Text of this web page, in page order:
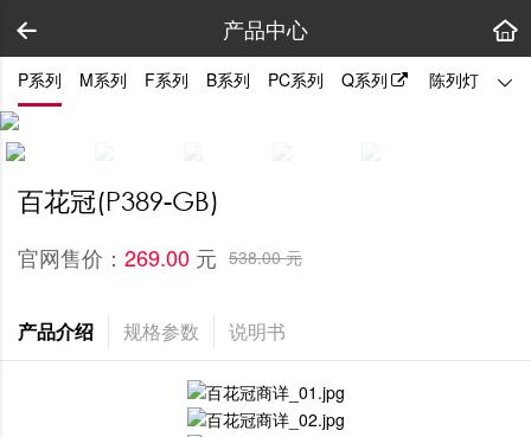
产品中心
P系列 M系列 F系列 B系列 PC系列 Q系列 陈列灯 拼
百花冠(P389-GB)
官网售价： 269.00 元 538.00 元
产品介绍 规格参数 说明书